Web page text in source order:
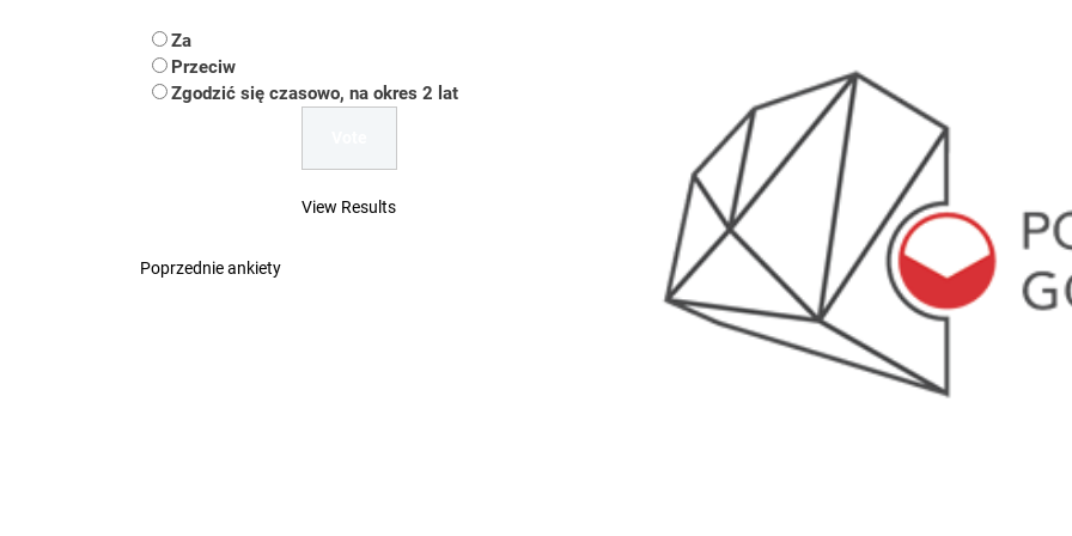
Uwaga Dębieńsko – woda nieprzydatna do spożycia!!!
Ilu mieszkańców ma Rybnik?
Dość komentowania kolejnych afer w ochronie zdrowia — czas zacząć mówić o
Za
Przeciw
Zgodzić się czasowo, na okres 2 lat
View Results
Poprzednie ankiety